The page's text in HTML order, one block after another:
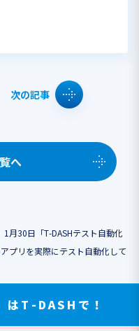
次の記事
へ
1月30日「T-DASHテスト自動化
プリを実際にテスト自動化して
はT-DASHで！